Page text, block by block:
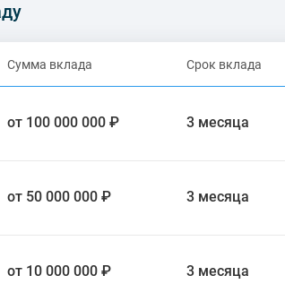
Сумма вклада Срок вклада
от 100 000 000 ₽ 3 месяца
от 50 000 000 ₽ 3 месяца
от 10 000 000 ₽ 3 месяца